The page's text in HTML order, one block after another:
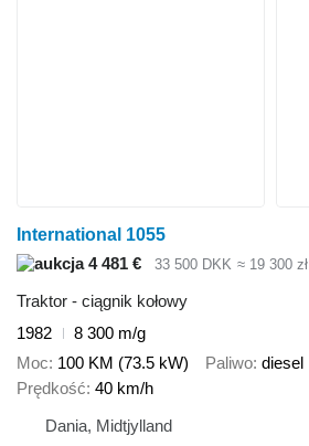
International 1055
4 481 €
33 500 DKK ≈ 19 300 zł
Traktor - ciągnik kołowy
1982
8 300 m/g
Moc 100 KM (73.5 kW) Paliwo diesel
Prędkość 40 km/h
Dania, Midtjylland